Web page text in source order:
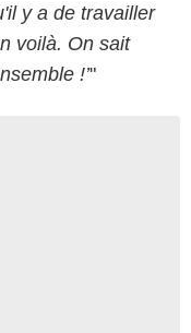
y a de travailler
voilà. On sait
!’"